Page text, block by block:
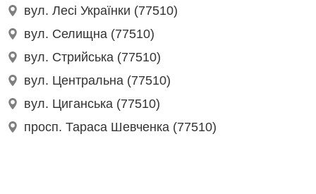
вул. Лесі Українки (77510)
вул. Селищна (77510)
вул. Стрийська (77510)
вул. Центральна (77510)
вул. Циганська (77510)
просп. Тараса Шевченка (77510)